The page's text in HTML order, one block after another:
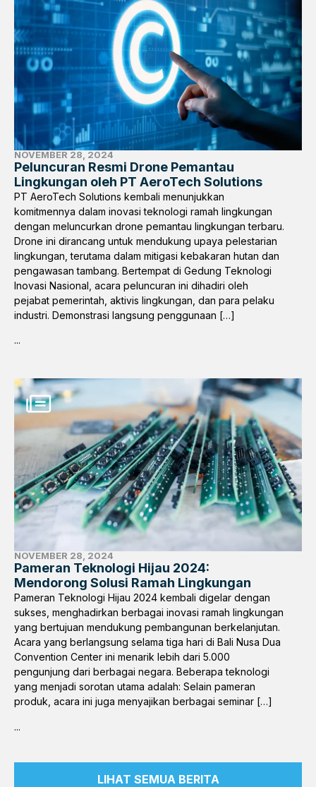
NOVEMBER 28, 2024
Peluncuran Resmi Drone Pemantau
Lingkungan oleh PT AeroTech Solutions
PT AeroTech Solutions kembali menunjukkan
komitmennya dalam inovasi teknologi ramah lingkungan
dengan meluncurkan drone pemantau lingkungan terbaru.
Drone ini dirancang untuk mendukung upaya pelestarian
lingkungan, terutama dalam mitigasi kebakaran hutan dan
pengawasan tambang. Bertempat di Gedung Teknologi
Inovasi Nasional, acara peluncuran ini dihadiri oleh
pejabat pemerintah, aktivis lingkungan, dan para pelaku
industri. Demonstrasi langsung penggunaan […]
...
NOVEMBER 28, 2024
Pameran Teknologi Hijau 2024:
Mendorong Solusi Ramah Lingkungan
Pameran Teknologi Hijau 2024 kembali digelar dengan
sukses, menghadirkan berbagai inovasi ramah lingkungan
yang bertujuan mendukung pembangunan berkelanjutan.
Acara yang berlangsung selama tiga hari di Bali Nusa Dua
Convention Center ini menarik lebih dari 5.000
pengunjung dari berbagai negara. Beberapa teknologi
yang menjadi sorotan utama adalah: Selain pameran
produk, acara ini juga menyajikan berbagai seminar […]
...
LIHAT SEMUA BERITA